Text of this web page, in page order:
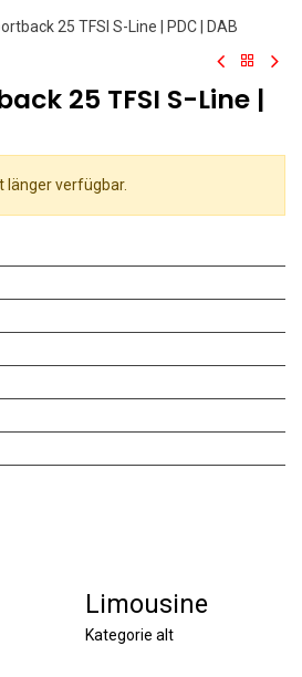
25 TFSI S-Line | PDC | DAB
25 TFSI S-Line |
länger verfügbar.
Limousine
Kategorie alt